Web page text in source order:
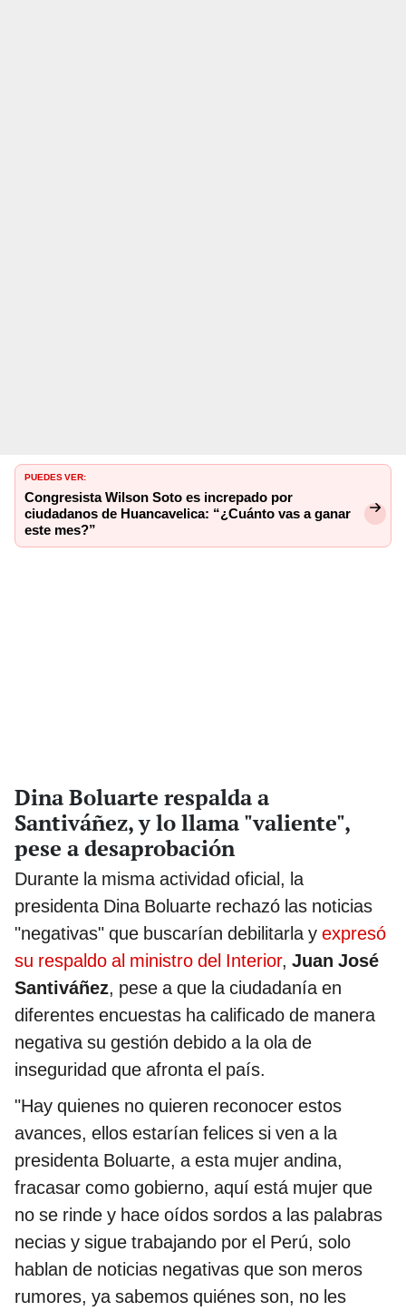
PUEDES VER:
Congresista Wilson Soto es increpado por
ciudadanos de Huancavelica: “¿Cuánto vas a ganar
este mes?”
Dina Boluarte respalda a
Santiváñez, y lo llama "valiente",
pese a desaprobación
Durante la misma actividad oficial, la
presidenta Dina Boluarte rechazó las noticias
"negativas" que buscarían debilitarla y expresó
su respaldo al ministro del Interior, Juan José
Santiváñez, pese a que la ciudadanía en
diferentes encuestas ha calificado de manera
negativa su gestión debido a la ola de
inseguridad que afronta el país.
"Hay quienes no quieren reconocer estos
avances, ellos estarían felices si ven a la
presidenta Boluarte, a esta mujer andina,
fracasar como gobierno, aquí está mujer que
no se rinde y hace oídos sordos a las palabras
necias y sigue trabajando por el Perú, solo
hablan de noticias negativas que son meros
rumores, ya sabemos quiénes son, no les